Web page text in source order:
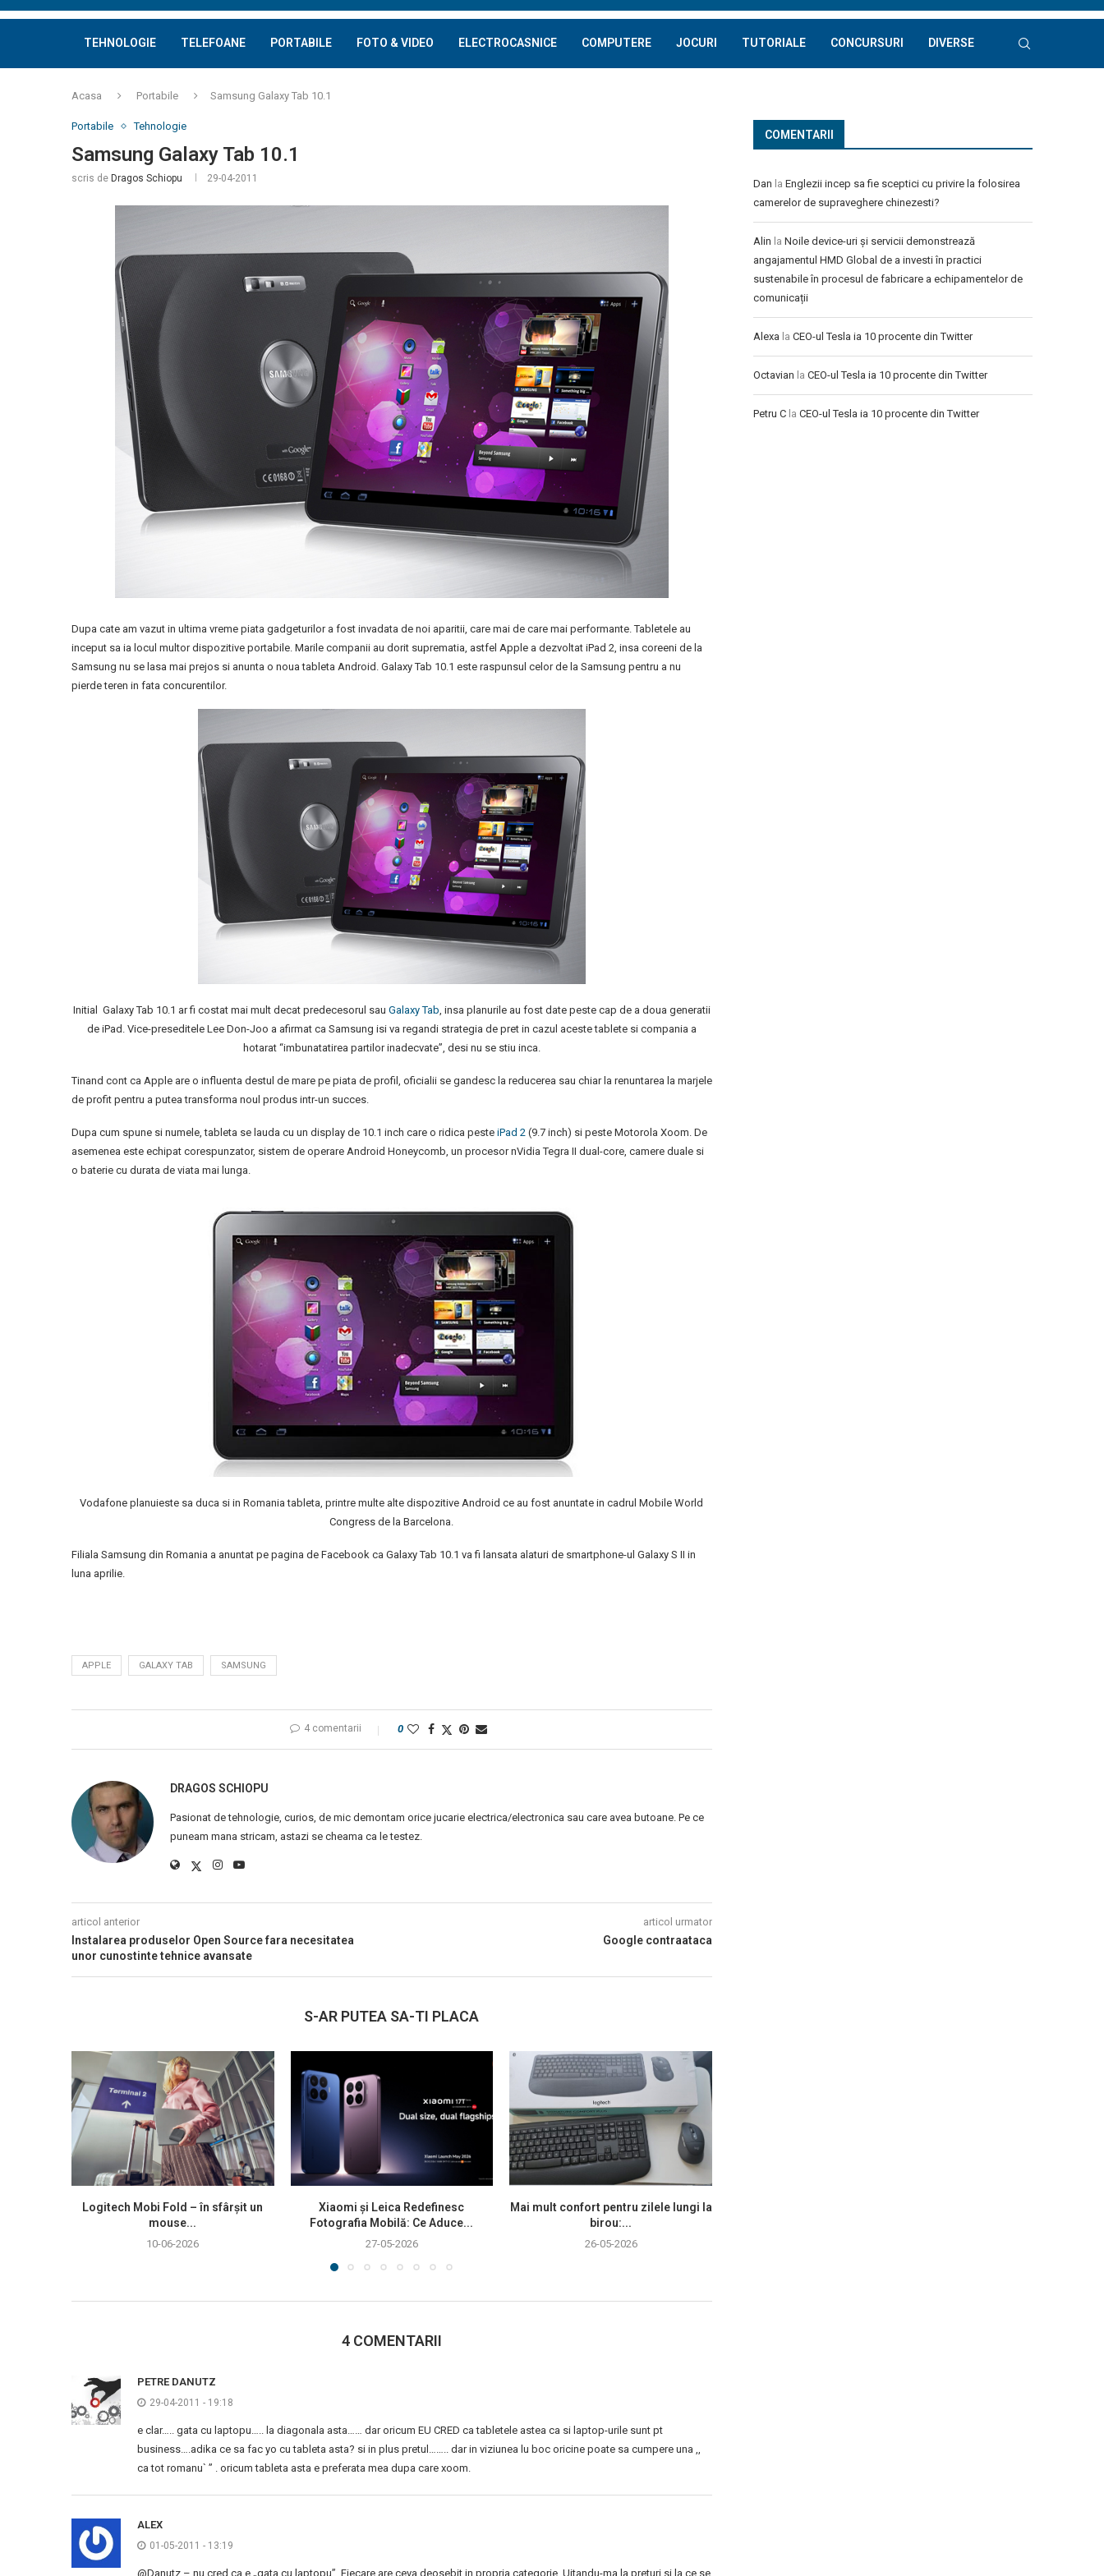
TEHNOLOGIE TELEFOANE PORTABILE FOTO & VIDEO ELECTROCASNICE COMPUTERE JOCURI TUTORIALE CONCURSURI DIVERSE
Acasa Portabile Samsung Galaxy Tab 10.1
Portabile Tehnologie
Samsung Galaxy Tab 10.1
scris de Dragos Schiopu 29-04-2011
Dupa cate am vazut in ultima vreme piata gadgeturilor a fost invadata de noi aparitii, care mai de care mai performante. Tabletele au
inceput sa ia locul multor dispozitive portabile. Marile companii au dorit suprematia, astfel Apple a dezvoltat iPad 2, insa coreeni de la
Samsung nu se lasa mai prejos si anunta o noua tableta Android. Galaxy Tab 10.1 este raspunsul celor de la Samsung pentru a nu
pierde teren in fata concurentilor.
Initial Galaxy Tab 10.1 ar fi costat mai mult decat predecesorul sau Galaxy Tab , insa planurile au fost date peste cap de a doua generatii
de iPad. Vice-preseditele Lee Don-Joo a afirmat ca Samsung isi va regandi strategia de pret in cazul aceste tablete si compania a
hotarat “imbunatatirea partilor inadecvate”, desi nu se stiu inca.
Tinand cont ca Apple are o influenta destul de mare pe piata de profil, oficialii se gandesc la reducerea sau chiar la renuntarea la marjele
de profit pentru a putea transforma noul produs intr-un succes.
Dupa cum spune si numele, tableta se lauda cu un display de 10.1 inch care o ridica peste iPad 2 (9.7 inch) si peste Motorola Xoom. De
asemenea este echipat corespunzator, sistem de operare Android Honeycomb, un procesor nVidia Tegra II dual-core, camere duale si
o baterie cu durata de viata mai lunga.
Vodafone planuieste sa duca si in Romania tableta, printre multe alte dispozitive Android ce au fost anuntate in cadrul Mobile World
Congress de la Barcelona.
Filiala Samsung din Romania a anuntat pe pagina de Facebook ca Galaxy Tab 10.1 va fi lansata alaturi de smartphone-ul Galaxy S II in
luna aprilie.
APPLE GALAXY TAB SAMSUNG
4 comentarii 0
DRAGOS SCHIOPU
Pasionat de tehnologie, curios, de mic demontam orice jucarie electrica/electronica sau care avea butoane. Pe ce
puneam mana stricam, astazi se cheama ca le testez.
articol anterior
Instalarea produselor Open Source fara necesitatea
unor cunostinte tehnice avansate
articol urmator
Google contraataca
S-AR PUTEA SA-TI PLACA
Logitech Mobi Fold – în sfârșit un
mouse...
10-06-2026
Xiaomi și Leica Redefinesc
Fotografia Mobilă: Ce Aduce...
27-05-2026
Mai mult confort pentru zilele lungi la
birou:...
26-05-2026
4 COMENTARII
PETRE DANUTZ
29-04-2011 - 19:18
e clar….. gata cu laptopu….. la diagonala asta…… dar oricum EU CRED ca tabletele astea ca si laptop-urile sunt pt
business….adika ce sa fac yo cu tableta asta? si in plus pretul…….. dar in viziunea lu boc oricine poate sa cumpere una ,,
ca tot romanu` ” . oricum tableta asta e preferata mea dupa care xoom.
ALEX
01-05-2011 - 13:19
@Danutz – nu cred ca e „gata cu laptopu”. Fiecare are ceva deosebit in propria categorie. Uitandu-ma la preturi si la ce se
COMENTARII
Dan la Englezii incep sa fie sceptici cu privire la folosirea
camerelor de supraveghere chinezesti?
Alin la Noile device-uri și servicii demonstrează
angajamentul HMD Global de a investi în practici
sustenabile în procesul de fabricare a echipamentelor de
comunicații
Alexa la CEO-ul Tesla ia 10 procente din Twitter
Octavian la CEO-ul Tesla ia 10 procente din Twitter
Petru C la CEO-ul Tesla ia 10 procente din Twitter